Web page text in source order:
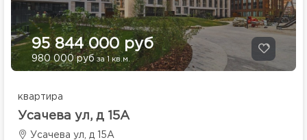
95 844 000 руб
980 000 руб за 1 кв.м.
квартира
Усачева ул, д 15А
Усачева ул, д 15А